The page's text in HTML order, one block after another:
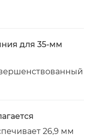
для 35-мм
26,9 мм